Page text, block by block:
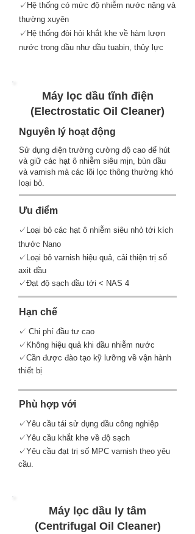
✓Hệ thống có mức độ nhiễm nước nặng và
thường xuyên
✓Hệ thống đòi hỏi khắt khe về hàm lượn
nước trong dầu như dầu tuabin, thủy lực
Máy lọc dầu tĩnh điện
(Electrostatic Oil Cleaner)
Nguyên lý hoạt động
Sử dụng điện trường cường độ cao để hút
và giữ các hạt ô nhiễm siêu mịn, bùn dầu
và varnish mà các lõi lọc thông thường khó
loại bỏ.
Ưu điểm
✓Loại bỏ các hạt ô nhiễm siêu nhỏ tới kích
thước Nano
✓Loại bỏ varnish hiệu quả, cải thiện trị số
axit dầu
✓Đạt độ sạch dầu tới < NAS 4
Hạn chế
✓ Chi phí đầu tư cao
✓Không hiệu quả khi dầu nhiễm nước
✓Cần được đào tạo kỹ lưỡng về vận hành
thiết bị
Phù hợp với
✓Yêu cầu tái sử dụng dầu công nghiệp
✓Yêu cầu khắt khe về độ sạch
✓Yêu cầu đạt trị số MPC varnish theo yêu
cầu.
Máy lọc dầu ly tâm
(Centrifugal Oil Cleaner)